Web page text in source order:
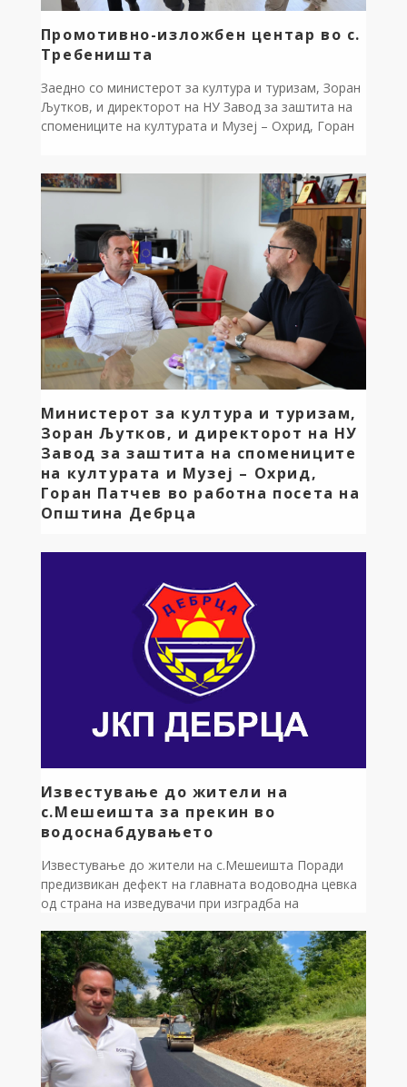
Промотивно-изложбен центар во с.
Требеништа
Заедно со министерот за култура и туризам, Зоран
Љутков, и директорот на НУ Завод за заштита на
спомениците на културата и Музеј – Охрид, Горан
согледување на можностите за негов развој и
унапредување. Центарот ќе има значајна улога во
презентацијата и промоцијата на богатото […]
Mинистерот за култура и туризам,
Зоран Љутков, и директорот на НУ
Завод за заштита на спомениците
на културата и Музеј – Охрид,
Горан Патчев во работна посета на
Општина Дебрца
Дебрца да ги пречекам министерот за култура и
туризам, Зоран Љутков, и директорот на НУ Завод
за заштита на спомениците на културата и Музеј –
Охрид, Горан Патчев. На остварената средба
разговаравме за огромниот културен и туристички
потенцијал што го поседува нашиот регион. […]
Известување до жители на
с.Мешеишта за прекин во
водоснабдувањето
Известување до жители на с.Мешеишта Поради
предизвикан дефект на главната водоводна цевка
од страна на изведувачи при изградба на
денес ( 03.06.2026 година) од 16 часот до
санирањето на дефектот. ЈП за комунална дејност
Дебрца